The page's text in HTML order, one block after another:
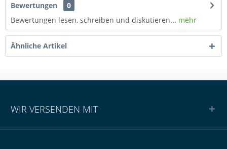
Bewertungen
0
Bewertungen lesen, schreiben und diskutieren... mehr
Ähnliche Artikel
WIR VERSENDEN MIT